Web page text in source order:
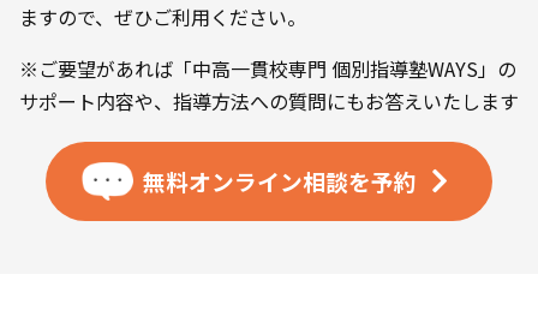
ますので、ぜひご利用ください。
※ご要望があれば「中高一貫校専門 個別指導塾WAYS」の
サポート内容や、指導方法への質問にもお答えいたします
無料オンライン相談を予約